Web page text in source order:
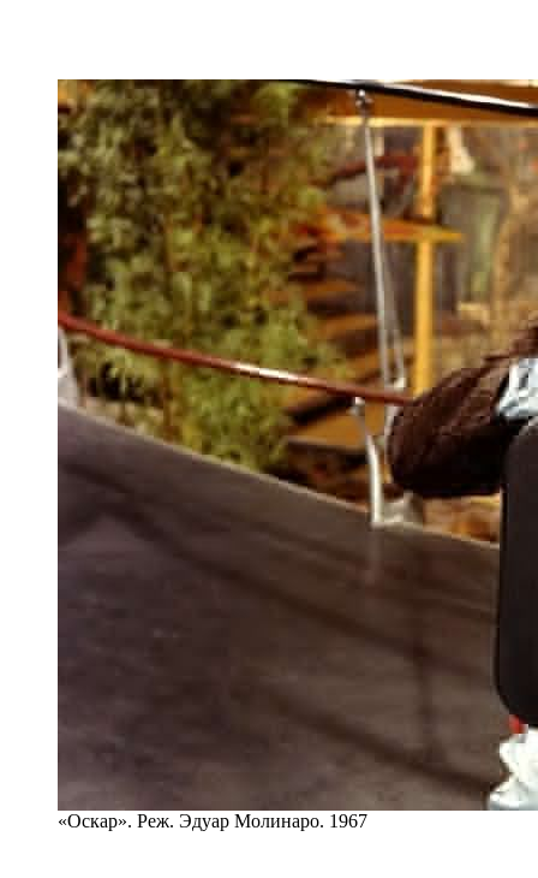
«Оскар». Реж. Эдуар Молинаро. 1967